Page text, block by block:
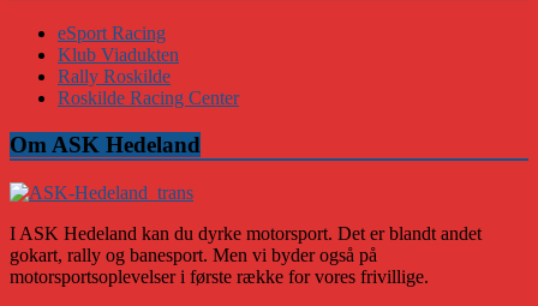
eSport Racing
Klub Viadukten
Rally Roskilde
Roskilde Racing Center
Om ASK Hedeland
I ASK Hedeland kan du dyrke motorsport. Det er blandt andet
gokart, rally og banesport. Men vi byder også på
motorsportsoplevelser i første række for vores frivillige.